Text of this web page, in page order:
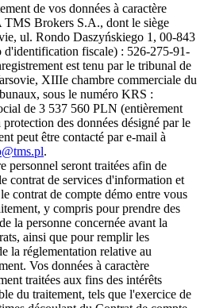
de vos données à caractère
Brokers S.A., dont le siège
ul. Rondo Daszyńskiego 1, 00-843
d'identification fiscale) : 526-275-91-
est tenu par le tribunal de
XIIIe chambre commerciale du
sous le numéro KRS :
de 3 537 560 PLN (entièrement
des données désigné par le
peut être contacté par e-mail à
.
personnel seront traitées afin de
contrat de services d'information et
contrat de compte démo entre vous
y compris pour prendre des
la personne concernée avant la
ainsi que pour remplir les
la réglementation relative au
Vos données à caractère
traitées aux fins des intérêts
du traitement, tels que l'exercice de